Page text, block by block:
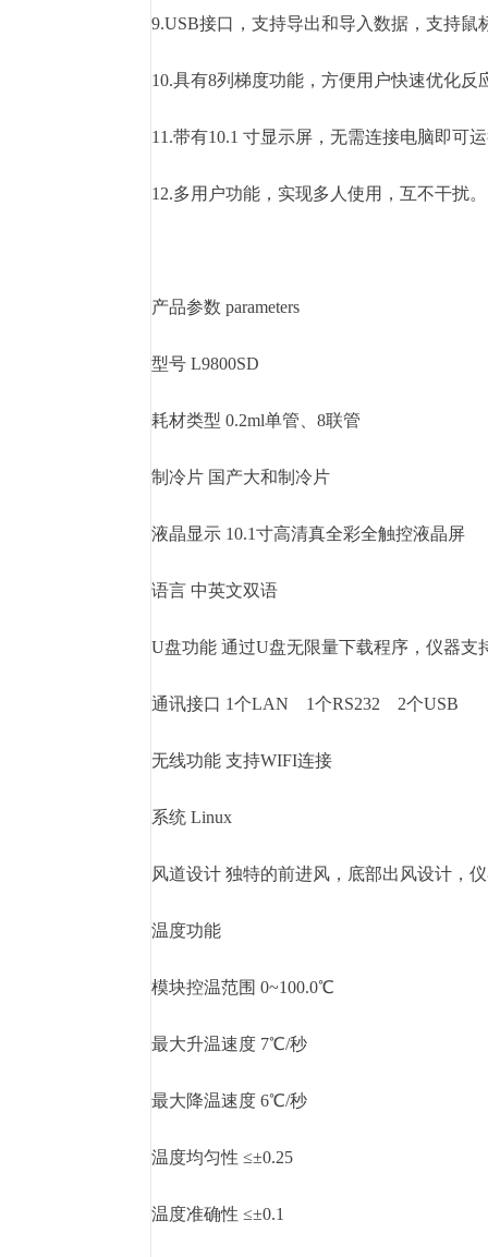
9.USB接口，支持导出和导入数据，支持鼠
10.具有8列梯度功能，方便用户快速优化反
11.带有10.1 寸显示屏，无需连接电脑即可
12.多用户功能，实现多人使用，互不干扰。
产品参数 parameters
型号 L9800SD
耗材类型 0.2ml单管、8联管
制冷片 国产大和制冷片
液晶显示 10.1寸高清真全彩全触控液晶屏
语言 中英文双语
U盘功能 通过U盘无限量下载程序，仪器支
通讯接口 1个LAN 1个RS232 2个USB
无线功能 支持WIFI连接
系统 Linux
风道设计 独特的前进风，底部出风设计，
温度功能
模块控温范围 0~100.0℃
最大升温速度 7℃/秒
最大降温速度 6℃/秒
温度均匀性 ≤±0.25
温度准确性 ≤±0.1